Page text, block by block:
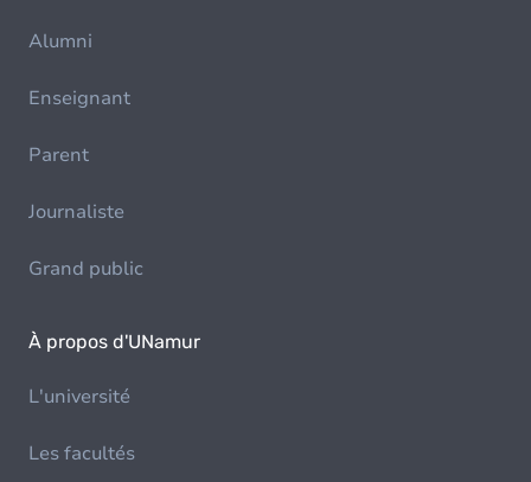
Alumni
Enseignant
Parent
Journaliste
Grand public
À propos d'UNamur
L'université
Les facultés